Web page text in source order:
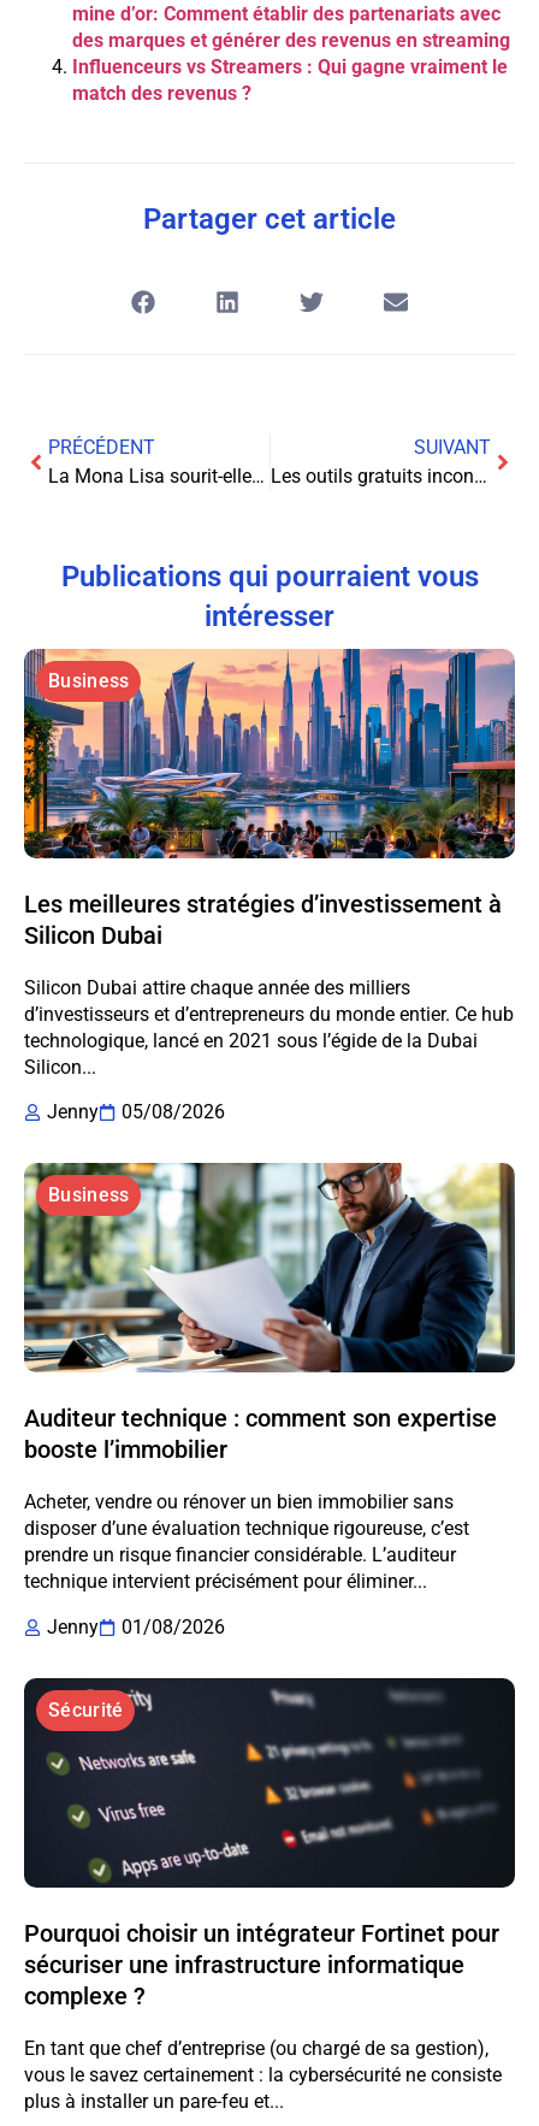
mine d’or: Comment établir des partenariats avec
des marques et générer des revenus en streaming
Influenceurs vs Streamers : Qui gagne vraiment le
match des revenus ?
Partager cet article
PRÉCÉDENT
La Mona Lisa sourit-elle à cause d’un e-mail secret ?
SUIVANT
Les outils gratuits incontournables pour éradiquer les logiciels malveillants de votre PC
Publications qui pourraient vous
intéresser
Business
Les meilleures stratégies d’investissement à
Silicon Dubai
Silicon Dubai attire chaque année des milliers
d’investisseurs et d’entrepreneurs du monde entier. Ce hub
technologique, lancé en 2021 sous l’égide de la Dubai
Silicon...
Jenny
05/08/2026
Business
Auditeur technique : comment son expertise
booste l’immobilier
Acheter, vendre ou rénover un bien immobilier sans
disposer d’une évaluation technique rigoureuse, c’est
prendre un risque financier considérable. L’auditeur
technique intervient précisément pour éliminer...
Jenny
01/08/2026
Sécurité
Pourquoi choisir un intégrateur Fortinet pour
sécuriser une infrastructure informatique
complexe ?
En tant que chef d’entreprise (ou chargé de sa gestion),
vous le savez certainement : la cybersécurité ne consiste
plus à installer un pare-feu et...